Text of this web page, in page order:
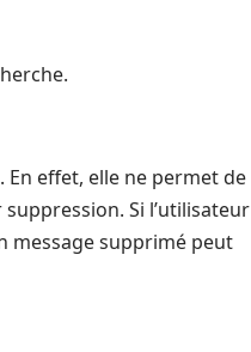
En effet, elle ne permet de
Si l’utilisateur
message supprimé peut